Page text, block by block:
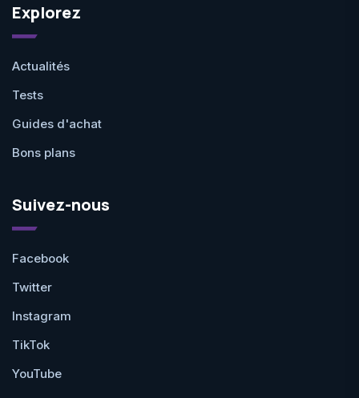
Explorez
Actualités
Tests
Guides d'achat
Bons plans
Suivez-nous
Facebook
Twitter
Instagram
TikTok
YouTube